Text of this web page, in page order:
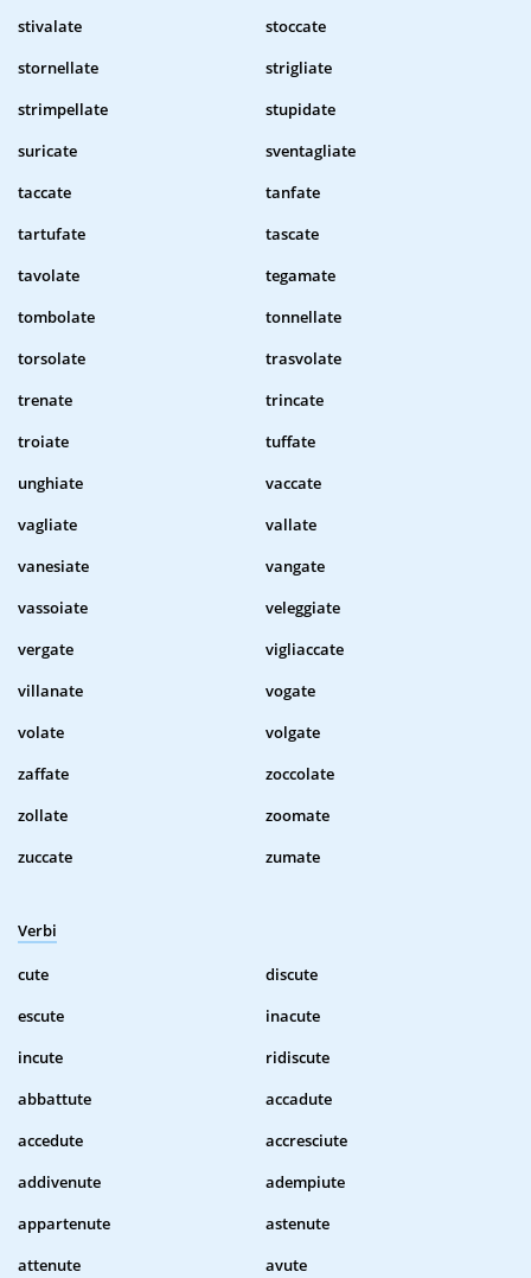
stivalate
stoccate
stornellate
strigliate
strimpellate
stupidate
suricate
sventagliate
taccate
tanfate
tartufate
tascate
tavolate
tegamate
tombolate
tonnellate
torsolate
trasvolate
trenate
trincate
troiate
tuffate
unghiate
vaccate
vagliate
vallate
vanesiate
vangate
vassoiate
veleggiate
vergate
vigliaccate
villanate
vogate
volate
volgate
zaffate
zoccolate
zollate
zoomate
zuccate
zumate
Verbi
cute
discute
escute
inacute
incute
ridiscute
abbattute
accadute
accedute
accresciute
addivenute
adempiute
appartenute
astenute
attenute
avute